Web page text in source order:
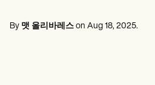
영양사 및 영양사
Massage therapists
By 맷 올리바레스 on Aug 18, 2025.